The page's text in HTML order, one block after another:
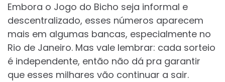
Embora o Jogo do Bicho seja informal e
descentralizado, esses números aparecem
mais em algumas bancas, especialmente no
Rio de Janeiro. Mas vale lembrar: cada sorteio
é independente, então não dá pra garantir
que esses milhares vão continuar a sair.